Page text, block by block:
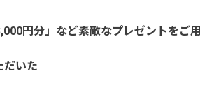
円分」など素敵なプレゼントをご用
だいた